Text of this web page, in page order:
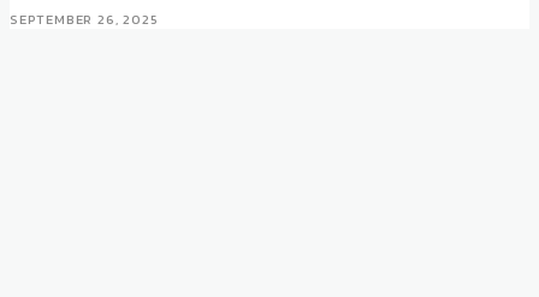
SEPTEMBER 26, 2025